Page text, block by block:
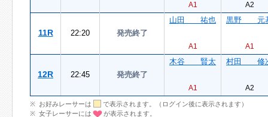
A1 A2
11R 22:20 発売終了
山田 祐也
A1
黒野 元
A1
12R 22:45 発売終了
木谷 賢太
A1
村田 修
A2
お好みレーサーは
で表示されます。（ログイン後に表示されます）
女子レーサーには
が表示されます。